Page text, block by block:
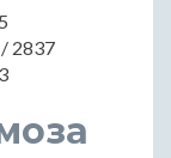
2837